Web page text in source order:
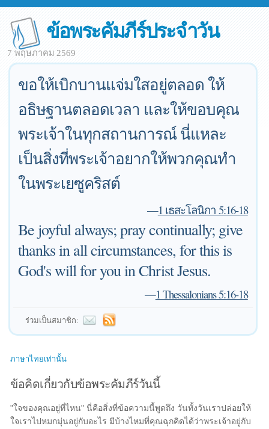
ข้อพระคัมภีร์ประจำวัน
7 พฤษภาคม 2569
ขอให้เบิกบานแจ่มใสอยู่ตลอด ให้
อธิษฐานตลอดเวลา และให้ขอบคุณ
พระเจ้าในทุกสถานการณ์ นี่แหละ
เป็นสิ่งที่พระเจ้าอยากให้พวกคุณทำ
ในพระเยซูคริสต์
—1 เธสะโลนิกา 5:16-18
Be joyful always; pray continually; give
thanks in all circumstances, for this is
God's will for you in Christ Jesus.
—1 Thessalonians 5:16-18
ร่วมเป็นสมาชิก:
ภาษาไทยเท่านั้น
ข้อคิดเกี่ยวกับข้อพระคัมภีร์วันนี้
"ใจของคุณอยู่ที่ไหน" นี่คือสิ่งที่ข้อความนี้พูดถึง วันทั้งวันเราปล่อยให้
ใจเราไปหมกมุ่นอยู่กับอะไร มีบ้างไหมที่คุณฉุกคิดได้ว่าพระเจ้าอยู่กับ